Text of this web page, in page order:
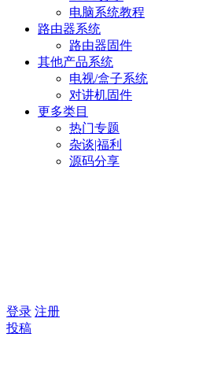
电脑系统教程
路由器系统
路由器固件
其他产品系统
电视/盒子系统
对讲机固件
更多类目
热门专题
杂谈|福利
源码分享
登录 注册
投稿